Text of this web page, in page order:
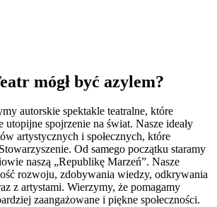
mógł być azylem?
autorskie spektakle teatralne, które
utopijne spojrzenie na świat. Nasze ideały
artystycznych i społecznych, które
Od samego początku staramy
naszą „Republikę Marzeń”. Nasze
rozwoju, zdobywania wiedzy, odkrywania
z artystami. Wierzymy, że pomagamy
zaangażowane i piękne społeczności.